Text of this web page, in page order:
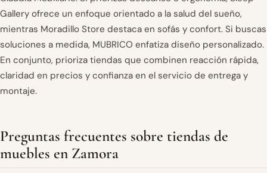
Gallery ofrece un enfoque orientado a la salud del sueño,
mientras Moradillo Store destaca en sofás y confort. Si buscas
soluciones a medida, MUBRICO enfatiza diseño personalizado.
En conjunto, prioriza tiendas que combinen reacción rápida,
claridad en precios y confianza en el servicio de entrega y
montaje.
Preguntas frecuentes sobre tiendas de
muebles en Zamora